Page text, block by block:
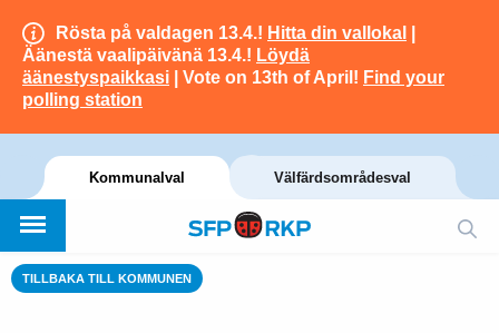
Rösta på valdagen 13.4.! Hitta din vallokal
Äänestä vaalipäivänä 13.4.! Löydä
äänestyspaikkasi | Vote on 13th of April! Find your
polling station
Kommunalval Välfärdsområdesval
TILLBAKA TILL KOMMUNEN